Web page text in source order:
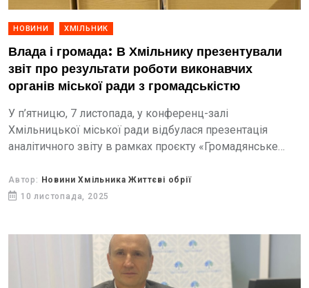
НОВИНИ ХМІЛЬНИК
Влада і громада: В Хмільнику презентували
звіт про результати роботи виконавчих
органів міської ради з громадськістю
У п’ятницю, 7 листопада, у конференц-залі
Хмільницької міської ради відбулася презентація
аналітичного звіту в рамках проєкту «Громадянське
представників місцевої влади, громадських
організацій, журналістів, активних мешканців...
Автор: Новини Хмільника Життєві обрії
10 листопада, 2025